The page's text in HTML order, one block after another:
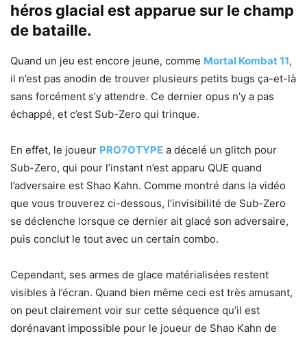
héros glacial est apparue sur le champ
de bataille.
Quand un jeu est encore jeune, comme Mortal Kombat 11,
il n’est pas anodin de trouver plusieurs petits bugs ça-et-là
sans forcément s’y attendre. Ce dernier opus n’y a pas
échappé, et c’est Sub-Zero qui trinque.
En effet, le joueur PRO7OTYPE a décelé un glitch pour
Sub-Zero, qui pour l’instant n’est apparu QUE quand
l’adversaire est Shao Kahn. Comme montré dans la vidéo
que vous trouverez ci-dessous, l’invisibilité de Sub-Zero
se déclenche lorsque ce dernier ait glacé son adversaire,
puis conclut le tout avec un certain combo.
Cependant, ses armes de glace matérialisées restent
visibles à l’écran. Quand bien même ceci est très amusant,
on peut clairement voir sur cette séquence qu’il est
dorénavant impossible pour le joueur de Shao Kahn de